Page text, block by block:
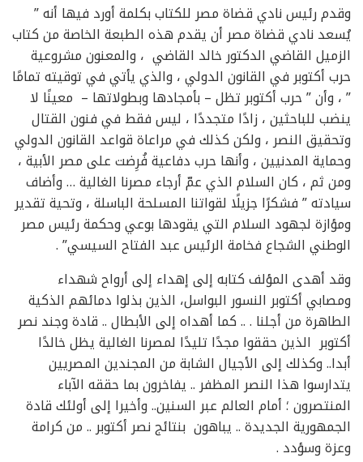
وقدم رئيس نادي قضاة مصر للكتاب بكلمة أورد فيها أنه ”
يُسعد نادي قضاة مصر أن يقدم هذه الطبعة الخاصة من كتاب
الزميل القاضي الدكتور خالد القاضي ، والمعنون مشروعية
حرب أكتوبر في القانون الدولي ، والذي يأتي في توقيته تمامًا
” ، وأن ” حرب أكتوبر تظل – بأمجادها وبطولاتها – معينًا لا
ينضب للباحثين ، زادًا متجددًا ، ليس فقط في فنون القتال
وتحقيق النصر ، ولكن كذلك في مراعاة قواعد القانون الدولي
وحماية المدنيين ، وأنها حرب دفاعية فُرِضت على مصر الأبية ،
ومن ثم ، كان السلام الذي عمّ أرجاء مصرنا الغالية … وأضاف
سيادته ” فشكرًا جزيلًا لقواتنا المسلحة الباسلة ، وتحية تقدير
ومؤازة لجهود السلام التي يقودها بوعي وحكمة رئيس مصر
الوطني الشجاع فخامة الرئيس عبد الفتاح السيسي” .
وقد أهدى المؤلف كتابه إلى إهداء إلى أرواح شهداء
ومصابي أكتوبر النسور البواسل، الذين بذلوا دمائهم الذكية
الطاهرة من أجلنا . .. كما أهداه إلى الأبطال .. قادة وجند نصر
أكتوبر الذين حققوا مجدًا تليدًا لمصرنا الغالية يظل خالدًا
أبدا.. وكذلك إلى الأجيال الشابة من المجندين المصريين
يتدارسوا هذا النصر المظفر .. يفاخرون بما حققه الآباء
المنتصرون ؛ أمام العالم عبر السنين.. وأخيرا إلى أولئك قادة
الجمهورية الجديدة .. يباهون بنتائج نصر أكتوبر .. من كرامة
وعزة وسؤدد .